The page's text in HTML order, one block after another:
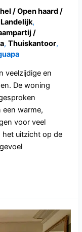
/ Open haard /
Landelijk,
/
,Thuiskantoor,
veelzijdige en
De woning
een warme,
voor veel
het uitzicht op de